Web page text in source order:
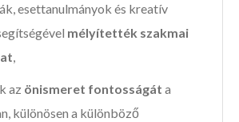
esettanulmányok és kreatív
mélyítették szakmai
,
az önismeret fontosságát a
különösen a különböző